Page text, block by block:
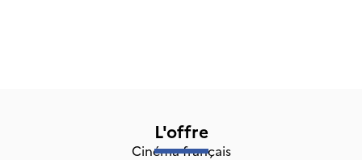
L'offre
Cinéma français